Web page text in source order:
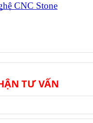
CNC Stone
TƯ VẤN